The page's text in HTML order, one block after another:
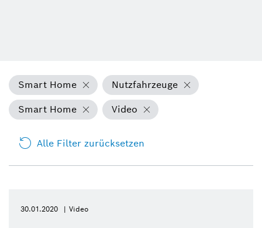
Smart Home
Nutzfahrzeuge
Smart Home
Video
Alle Filter zurücksetzen
30.01.2020 Video